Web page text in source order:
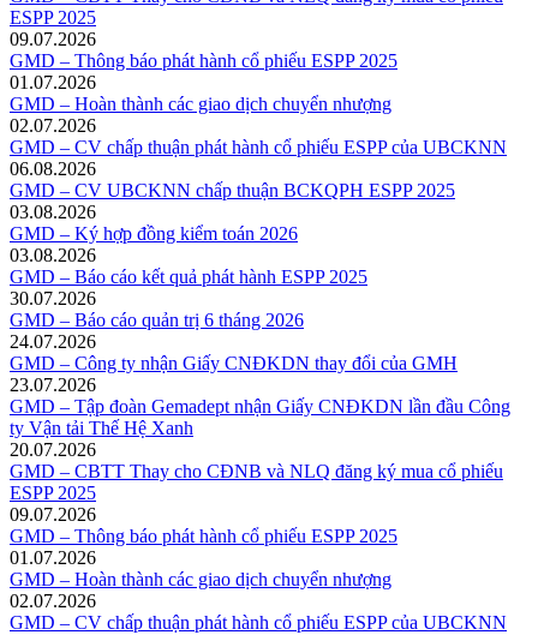
ESPP 2025
09.07.2026
GMD – Thông báo phát hành cổ phiếu ESPP 2025
01.07.2026
GMD – Hoàn thành các giao dịch chuyển nhượng
02.07.2026
GMD – CV chấp thuận phát hành cổ phiếu ESPP của UBCKNN
06.08.2026
GMD – CV UBCKNN chấp thuận BCKQPH ESPP 2025
03.08.2026
GMD – Ký hợp đồng kiểm toán 2026
03.08.2026
GMD – Báo cáo kết quả phát hành ESPP 2025
30.07.2026
GMD – Báo cáo quản trị 6 tháng 2026
24.07.2026
GMD – Công ty nhận Giấy CNĐKDN thay đổi của GMH
23.07.2026
GMD – Tập đoàn Gemadept nhận Giấy CNĐKDN lần đầu Công
ty Vận tải Thế Hệ Xanh
20.07.2026
GMD – CBTT Thay cho CĐNB và NLQ đăng ký mua cổ phiếu
ESPP 2025
09.07.2026
GMD – Thông báo phát hành cổ phiếu ESPP 2025
01.07.2026
GMD – Hoàn thành các giao dịch chuyển nhượng
02.07.2026
GMD – CV chấp thuận phát hành cổ phiếu ESPP của UBCKNN